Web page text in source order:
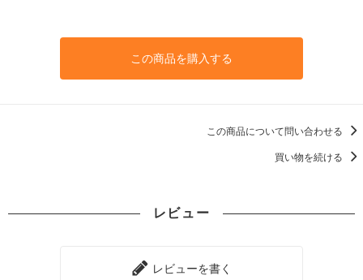
この商品を購入する
この商品について問い合わせる
買い物を続ける
レビュー
レビューを書く